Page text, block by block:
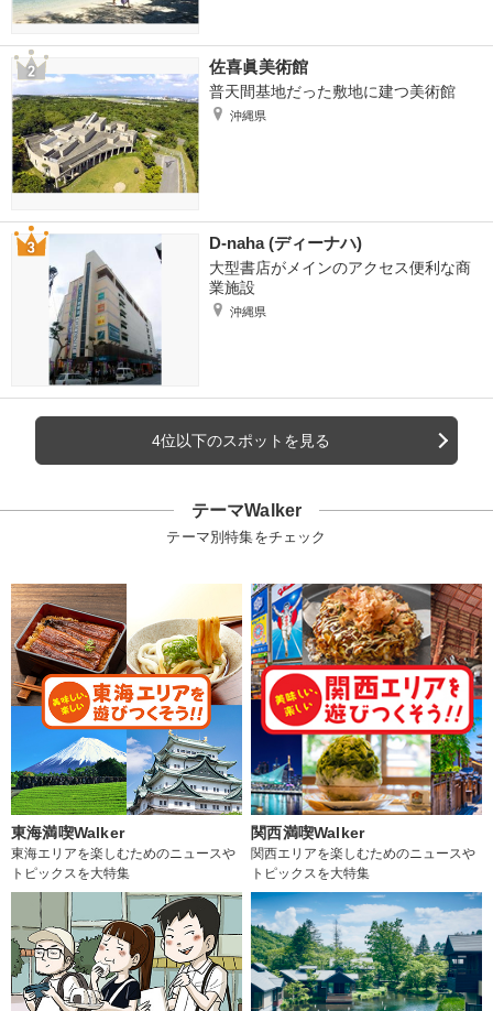
佐喜眞美術館
普天間基地だった敷地に建つ美術館
沖縄県
D-naha (ディーナハ)
大型書店がメインのアクセス便利な商
業施設
沖縄県
4位以下のスポットを見る
テーマWalker
テーマ別特集をチェック
東海満喫Walker
東海エリアを楽しむためのニュースや
トピックスを大特集
関西満喫Walker
関西エリアを楽しむためのニュースや
トピックスを大特集